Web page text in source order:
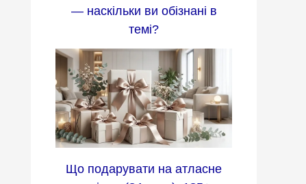
— наскільки ви обізнані в
темі?
Що подарувати на атласне